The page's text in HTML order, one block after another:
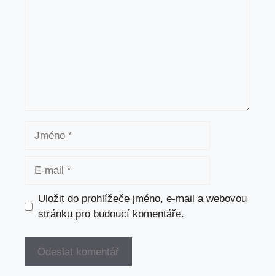
Jméno
Uložit do prohlížeče jméno, e-mail a webovou
stránku pro budoucí komentáře.